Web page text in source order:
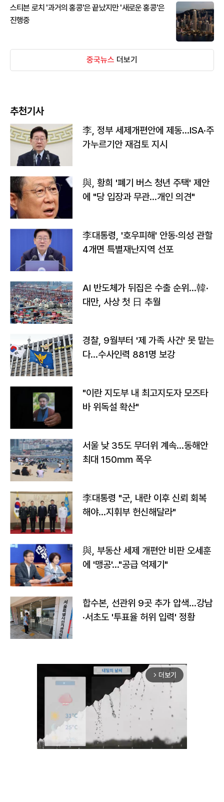
스티븐 로치 '과거의 홍콩'은 끝났지만 '새로운 홍콩'은
진행중
중국뉴스 더보기
추천기사
李, 정부 세제개편안에 제동…ISA·주
가누르기안 재검토 지시
與, 황희 '폐기 버스 청년 주택' 제안
에 "당 입장과 무관…개인 의견"
李대통령, '호우피해' 안동·의성 관할
4개면 특별재난지역 선포
AI 반도체가 뒤집은 수출 순위…韓·
대만, 사상 첫 日 추월
경찰, 9월부터 '제 가족 사건' 못 맡는
다…수사인력 881명 보강
"이란 지도부 내 최고지도자 모즈타
바 위독설 확산"
서울 낮 35도 무더위 계속…동해안
최대 150㎜ 폭우
李대통령 "군, 내란 이후 신뢰 회복
해야…지휘부 헌신해달라"
與, 부동산 세제 개편안 비판 오세훈
에 '맹공'…"공급 억제기"
합수본, 선관위 9곳 추가 압색…강남
·서초도 '투표율 허위 입력' 정황
arrow_forward_ios 더보기